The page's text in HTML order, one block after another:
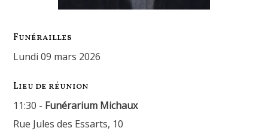
Funérailles
lundi 09 mars 2026
Lieu de réunion
11:30 - Funérarium Michaux
Rue Jules des Essarts, 10